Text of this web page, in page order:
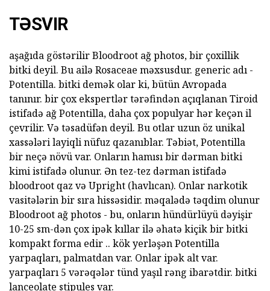
TƏSVIR
aşağıda göstərilir Bloodroot ağ photos, bir çoxillik
bitki deyil. Bu ailə Rosaceae məxsusdur. generic adı -
Potentilla. bitki demək olar ki, bütün Avropada
tanınır. bir çox ekspertlər tərəfindən açıqlanan Tiroid
istifadə ağ Potentilla, daha çox populyar hər keçən il
çevrilir. Və təsadüfən deyil. Bu otlar uzun öz unikal
xassələri layiqli nüfuz qazanıblar. Təbiət, Potentilla
bir neçə növü var. Onların hamısı bir dərman bitki
kimi istifadə olunur. Ən tez-tez dərman istifadə
bloodroot qaz və Upright (havlıcan). Onlar narkotik
vasitələrin bir sıra hissəsidir. məqalədə təqdim olunur
Bloodroot ağ photos - bu, onların hündürlüyü dəyişir
10-25 sm-dən çox ipək kıllar ilə əhatə kiçik bir bitki
kompakt forma edir .. kök yerləşən Potentilla
yarpaqları, palmatdan var. Onlar ipək alt var.
yarpaqları 5 vərəqələr tünd yaşıl rəng ibarətdir. bitki
lanceolate stipules var.